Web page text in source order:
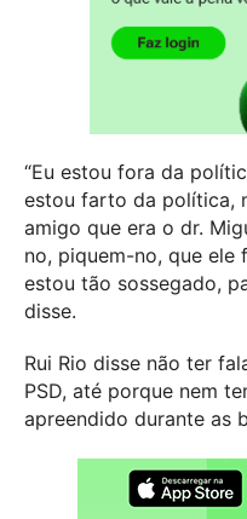
“Eu estou fora da
estou farto da política,
amigo que era o dr.
no, piquem-no, que ele
estou tão sossegado,
disse.
Rui Rio disse não ter
PSD, até porque nem
apreendido durante as